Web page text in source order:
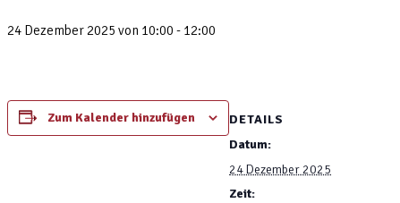
24 Dezember 2025 von 10:00 - 12:00
Zum Kalender hinzufügen
DETAILS
Datum:
24 Dezember 2025
Zeit: